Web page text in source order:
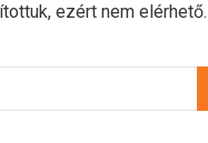
ezért nem elérhető.